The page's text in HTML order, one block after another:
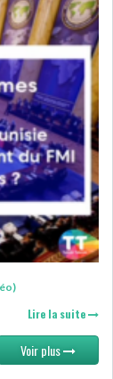
Lire la suite
Voir plus